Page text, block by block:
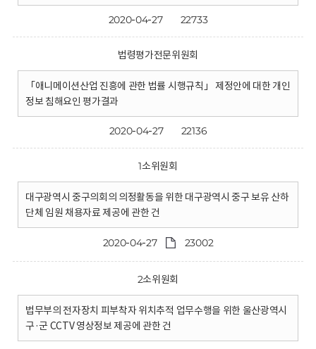
2020-04-27 22733
법령평가전문위원회
「애니메이션산업 진흥에 관한 법률 시행규칙」 제정안에 대한 개인
정보 침해요인 평가결과
2020-04-27 22136
1소위원회
대구광역시 중구의회의 의정활동을 위한 대구광역시 중구 보유 산하
단체 임원 채용자료 제공에 관한 건
2020-04-27 23002
2소위원회
법무부의 전자장치 피부착자 위치추적 업무수행을 위한 울산광역시
구·군 CCTV 영상정보 제공에 관한 건